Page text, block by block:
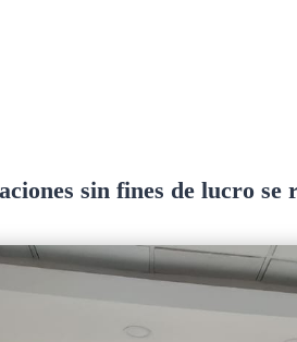
sin fines de lucro